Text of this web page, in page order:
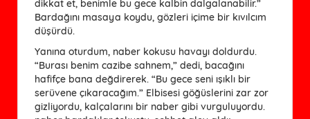
dikkat et, benimle bu gece kalbin dalgalanabilir.”
Bardağını masaya koydu, gözleri içime bir kıvılcım
düşürdü.
Yanına oturdum, naber kokusu havayı doldurdu.
“Burası benim cazibe sahnem,” dedi, bacağını
hafifçe bana değdirerek. “Bu gece seni ışıklı bir
serüvene çıkaracağım.” Elbisesi göğüslerini zar zor
gizliyordu, kalçalarını bir naber gibi vurguluyordu.